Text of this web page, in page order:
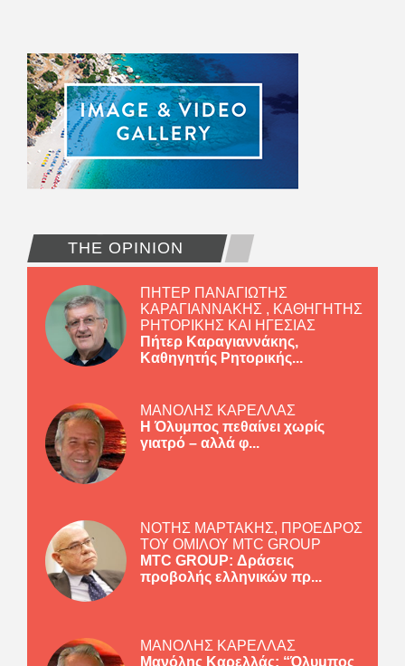
THE OPINION
ΠΗΤΕΡ ΠΑΝΑΓΙΩΤΗΣ
ΚΑΡΑΓΙΑΝΝΑΚΗΣ , ΚΑΘΗΓΗΤΗΣ
ΡΗΤΟΡΙΚΗΣ ΚΑΙ ΗΓΕΣΙΑΣ
Πήτερ Καραγιαννάκης,
Καθηγητής Ρητορικής...
ΜΑΝΟΛΗΣ ΚΑΡΕΛΛΑΣ
Η Όλυμπος πεθαίνει χωρίς
γιατρό – αλλά φ...
ΝΟΤΗΣ ΜΑΡΤΑΚΗΣ, ΠΡΟΕΔΡΟΣ
ΤΟΥ ΟΜΙΛΟΥ MTC GROUP
MTC GROUP: Δράσεις
προβολής ελληνικών πρ...
ΜΑΝΟΛΗΣ ΚΑΡΕΛΛΑΣ
Μανόλης Καρελλάς: “Όλυμπος